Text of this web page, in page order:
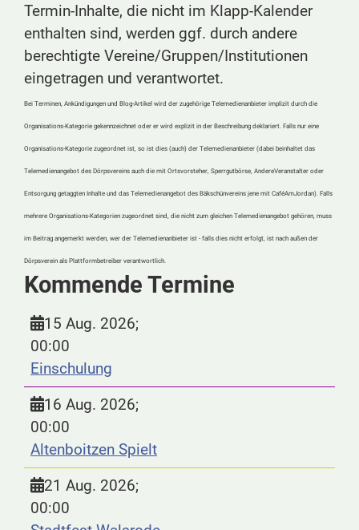
Termin-Inhalte, die nicht im Klapp-Kalender
enthalten sind, werden ggf. durch andere
berechtigte Vereine/Gruppen/Institutionen
eingetragen und verantwortet.
Bei Terminen, Ankündigungen und Blog-Artikel wird der zugehörige Telemedienanbieter implizit durch die
Organisations-Kategorie gekennzeichnet oder er wird explizit in der Beschreibung deklariert. Falls nur eine
Organisations-Kategorie zugeordnet ist, so ist dies (auch) der Telemedienanbieter (dabei beinhaltet das
Telemedienangebot des Dörpsvereins auch die mit Ortsvorsteher, Sperrgutbörse, AndereVeranstalter oder
Entsorgung getaggten Inhalte und das Telemedienangebot des Bäkschünvereins jene mit CaféAmJordan). Falls
mehrere Organisations-Kategorien zugeordnet sind, die nicht zum gleichen Telemedienangebot gehören, muss
im Beitrag angemerkt werden, wer der Telemedienanbieter ist - falls dies nicht erfolgt, ist nach außen der
Dörpsverein als Plattformbetreiber verantwortlich.
Kommende Termine
15 Aug. 2026;
00:00
Einschulung
16 Aug. 2026;
00:00
Altenboitzen Spielt
21 Aug. 2026;
00:00